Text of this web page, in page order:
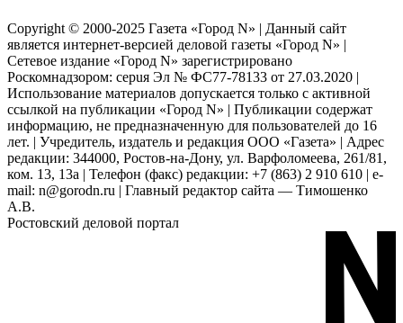
Copyright © 2000-2025 Газета «Город N» | Данный сайт
является интернет-версией деловой газеты «Город N» |
Сетевое издание «Город N» зарегистрировано
Роскомнадзором: серuя Эл № ФС77-78133 от 27.03.2020 |
Использование материалов допускается только с активной
ссылкой на публикации «Город N» | Публикации содержат
информацию, не предназначенную для пользователей до 16
лет. | Учредитель, издатель и редакция ООО «Газета» | Адрес
редакции: 344000, Ростов-на-Дону, ул. Варфоломеева, 261/81,
ком. 13, 13а | Телефон (факс) редакции: +7 (863) 2 910 610 | e-
mail: n@gorodn.ru | Главный редактор сайта — Тимошенко
А.В.
Ростовский деловой портал